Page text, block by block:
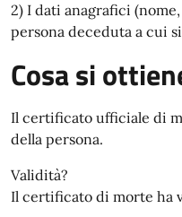
2) I dati anagrafici
persona deceduta a cui
Cosa si
Il certificato ufficiale di
della persona.
Validità?
Il certificato di morte ha